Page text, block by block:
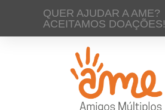
QUER AJUDAR A AME?
ACEITAMOS DOAÇÕES!